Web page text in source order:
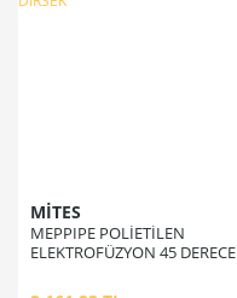
MİTES
MEPPIPE POLİETİLEN
ELEKTROFÜZYON 45 DERECE